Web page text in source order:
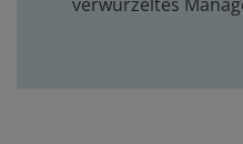
verwurzeltes